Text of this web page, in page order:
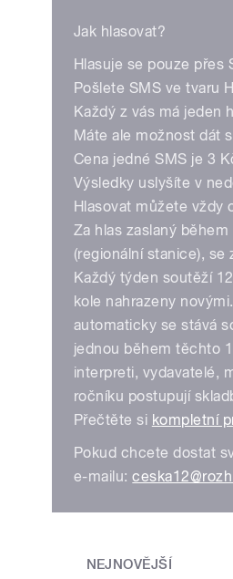
pause
Jak hlasovat?
Hlasuje se pouze přes
Pošlete SMS ve tvaru
Každý z vás má jeden
Máte ale možnost dát
Cena jedné SMS je 3
Výsledky uslyšíte v
Hlasovat můžete vždy
Za hlas zaslaný
(regionální stanice), se
Každý týden soutěží
kole nahrazeny
automaticky se stává
jednou během těchto
interpreti, vydavatelé,
ročníku postupují
Přečtěte si kompletní
Pokud chcete dostat
e-mailu:
NEJNOVĚJŠÍ